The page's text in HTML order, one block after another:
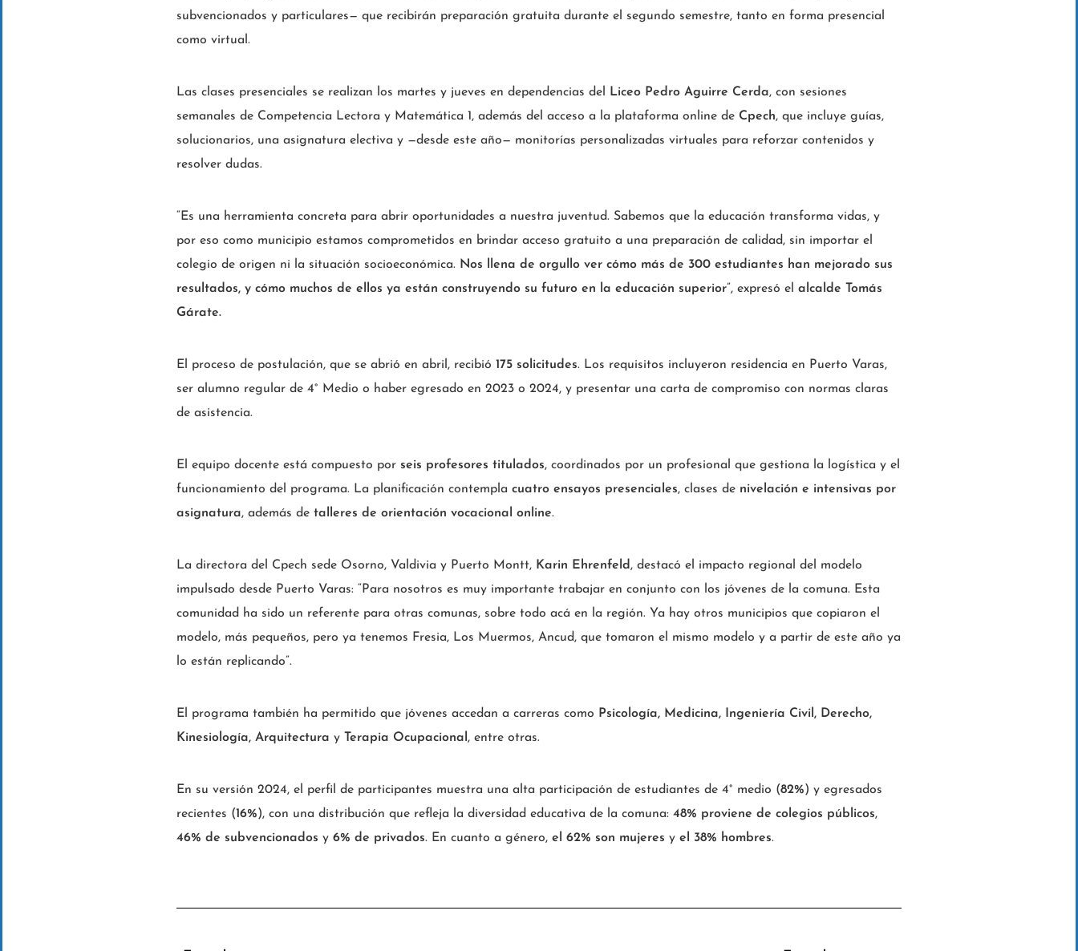
subvencionados y particulares— que recibirán preparación gratuita durante el segundo semestre, tanto en forma presencial
como virtual.
Las clases presenciales se realizan los martes y jueves en dependencias del Liceo Pedro Aguirre Cerda, con sesiones
semanales de Competencia Lectora y Matemática 1, además del acceso a la plataforma online de Cpech, que incluye guías,
solucionarios, una asignatura electiva y —desde este año— monitorías personalizadas virtuales para reforzar contenidos y
resolver dudas.
“Es una herramienta concreta para abrir oportunidades a nuestra juventud. Sabemos que la educación transforma vidas, y
por eso como municipio estamos comprometidos en brindar acceso gratuito a una preparación de calidad, sin importar el
colegio de origen ni la situación socioeconómica. Nos llena de orgullo ver cómo más de 300 estudiantes han mejorado sus
resultados, y cómo muchos de ellos ya están construyendo su futuro en la educación superior”, expresó elalcalde Tomás
Gárate.
El proceso de postulación, que se abrió en abril, recibió175 solicitudes. Los requisitos incluyeron residencia en Puerto Varas,
ser alumno regular de 4° Medio o haber egresado en 2023 o 2024, y presentar una carta de compromiso con normas claras
de asistencia.
El equipo docente está compuesto por seis profesores titulados, coordinados por un profesional que gestiona la logística y el
funcionamiento del programa. La planificación contemplacuatro ensayos presenciales, clases de nivelación e intensivas por
asignatura, además detalleres de orientación vocacional online.
La directora del Cpech sede Osorno, Valdivia y Puerto Montt, Karin Ehrenfeld, destacó el impacto regional del modelo
impulsado desde Puerto Varas: “Para nosotros es muy importante trabajar en conjunto con los jóvenes de la comuna. Esta
comunidad ha sido un referente para otras comunas, sobre todo acá en la región. Ya hay otros municipios que copiaron el
modelo, más pequeños, pero ya tenemos Fresia, Los Muermos, Ancud, que tomaron el mismo modelo y a partir de este año ya
lo están replicando”.
El programa también ha permitido que jóvenes accedan a carreras como Psicología, Medicina, Ingeniería Civil, Derecho,
Kinesiología, Arquitectura y Terapia Ocupacional, entre otras.
En su versión 2024, el perfil de participantes muestra una alta participación de estudiantes de 4° medio (82%) y egresados
recientes (16%), con una distribución que refleja la diversidad educativa de la comuna:48% proviene de colegios públicos,
46% de subvencionados y6% de privados. En cuanto a género,el 62% son mujeres yel 38% hombres.